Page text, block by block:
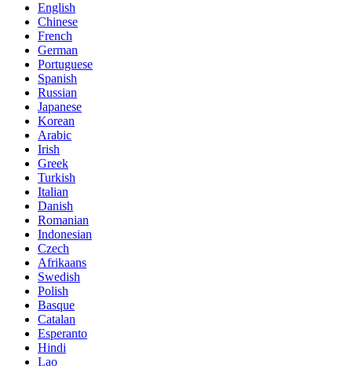
English
Chinese
French
German
Portuguese
Spanish
Russian
Japanese
Korean
Arabic
Irish
Greek
Turkish
Italian
Danish
Romanian
Indonesian
Czech
Afrikaans
Swedish
Polish
Basque
Catalan
Esperanto
Hindi
Lao